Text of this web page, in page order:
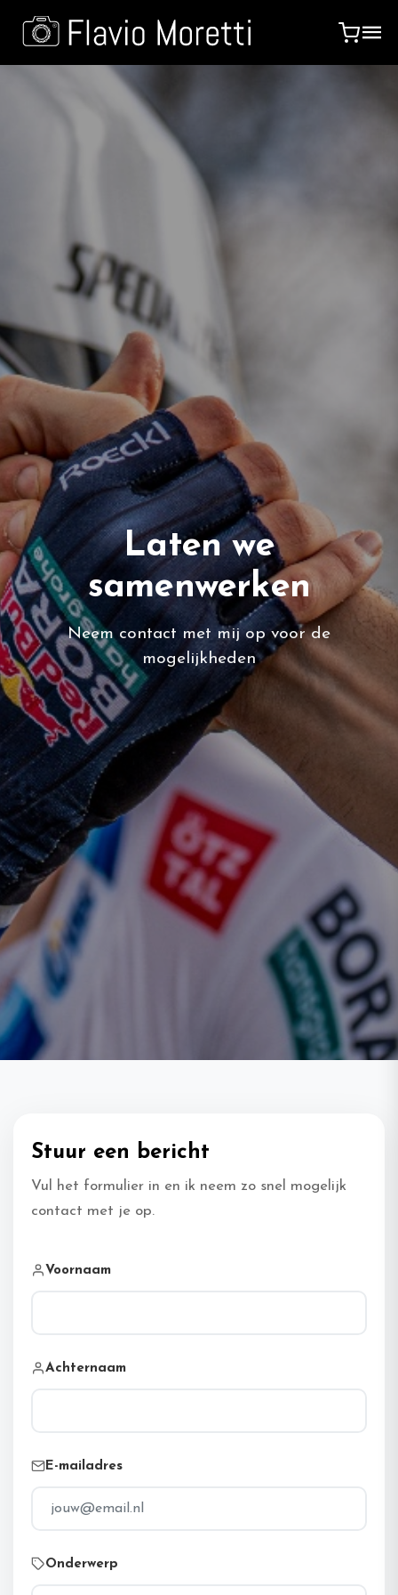
Laten we
samenwerken
Neem contact met mij op voor de
mogelijkheden
Stuur een bericht
Vul het formulier in en ik neem zo snel mogelijk
contact met je op.
Voornaam
Achternaam
E-mailadres
Onderwerp